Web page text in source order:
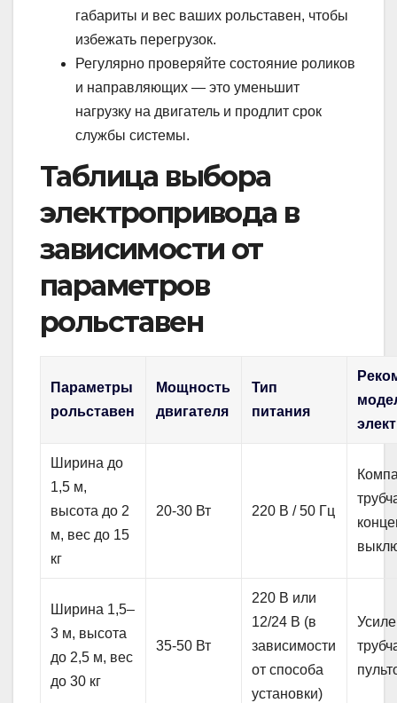
габариты и вес ваших рольставен, чтобы
избежать перегрузок.
Регулярно проверяйте состояние роликов
и направляющих — это уменьшит
нагрузку на двигатель и продлит срок
службы системы.
Таблица выбора
электропривода в
зависимости от
параметров
рольставен
Параметры
рольставен
Мощность
двигателя
Тип
питания
Ширина до
1,5 м,
высота до 2
м, вес до 15
кг
20-30 Вт 220 В / 50 Гц
Ширина 1,5–
3 м, высота
до 2,5 м, вес
до 30 кг
35-50 Вт
220 В или
12/24 В (в
зависимости
от способа
установки)